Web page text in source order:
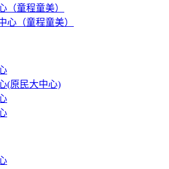
（童程童美）
心（童程童美）
(原民大中心)